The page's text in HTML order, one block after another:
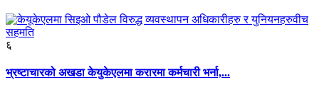
६
भ्रष्टाचारको अखडा केयुकेएलमा करारमा कर्मचारी भर्ना,...